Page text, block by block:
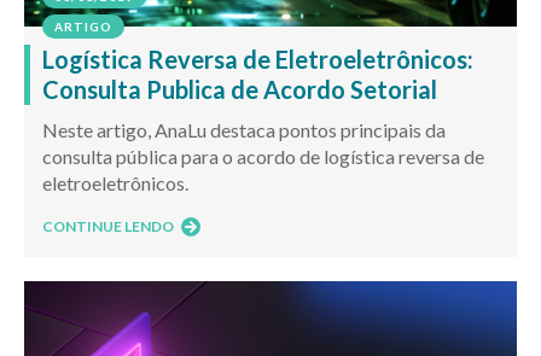
ARTIGO
Logística Reversa de Eletroeletrônicos:
Consulta Publica de Acordo Setorial
Neste artigo, AnaLu destaca pontos principais da
consulta pública para o acordo de logística reversa de
eletroeletrônicos.
CONTINUE LENDO